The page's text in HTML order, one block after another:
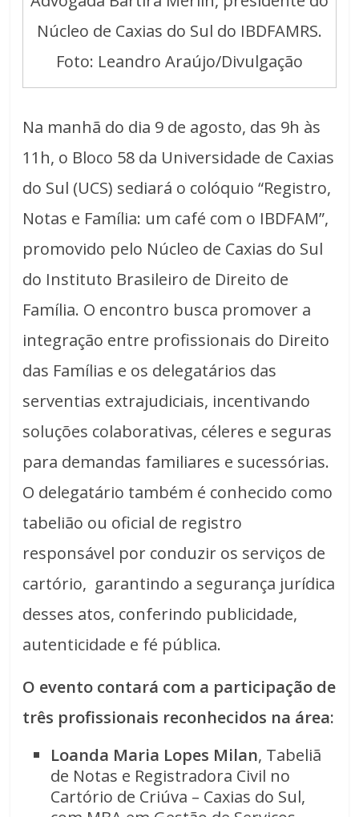
Núcleo de Caxias do Sul do IBDFAMRS.
Foto: Leandro Araújo/Divulgação
Na manhã do dia 9 de agosto, das 9h às
11h, o Bloco 58 da Universidade de Caxias
do Sul (UCS) sediará o colóquio “Registro,
Notas e Família: um café com o IBDFAM”,
promovido pelo Núcleo de Caxias do Sul
do Instituto Brasileiro de Direito de
Família. O encontro busca promover a
integração entre profissionais do Direito
das Famílias e os delegatários das
serventias extrajudiciais, incentivando
soluções colaborativas, céleres e seguras
para demandas familiares e sucessórias.
O delegatário também é conhecido como
tabelião ou oficial de registro
responsável por conduzir os serviços de
cartório, garantindo a segurança jurídica
desses atos, conferindo publicidade,
autenticidade e fé pública.
O evento contará com a participação de
três profissionais reconhecidos na área:
Loanda Maria Lopes Milan, Tabeliã
de Notas e Registradora Civil no
Cartório de Criúva – Caxias do Sul,